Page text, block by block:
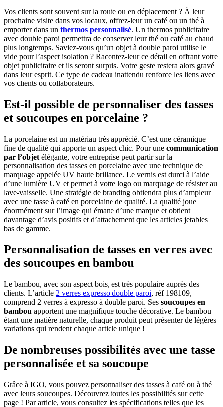
Vos clients sont souvent sur la route ou en déplacement ? À leur
prochaine visite dans vos locaux, offrez-leur un café ou un thé à
emporter dans un thermos personnalisé. Un thermos publicitaire
avec double paroi permettra de conserver leur thé ou café au chaud
plus longtemps. Saviez-vous qu’un objet à double paroi utilise le
vide pour l’aspect isolation ? Racontez-leur ce détail en offrant votre
objet publicitaire et ils seront surpris. Votre geste restera alors gravé
dans leur esprit. Ce type de cadeau inattendu renforce les liens avec
vos clients ou collaborateurs.
Est-il possible de personnaliser des tasses
et soucoupes en porcelaine ?
La porcelaine est un matériau très apprécié. C’est une céramique
fine de qualité qui apporte un aspect chic. Pour une communication
par l’objet élégante, votre entreprise peut partir sur la
personnalisation des tasses en porcelaine avec une technique de
marquage appelée UV haute brillance. Le vernis est durci à l’aide
d’une lumière UV et permet à votre logo ou marquage de résister au
lave-vaisselle. Une stratégie de branding obtiendra plus d’ampleur
avec une tasse à café en porcelaine de qualité. La qualité joue
énormément sur l’image qui émane d’une marque et obtient
davantage d’avis positifs et d’attachement que les articles jetables
bas de gamme.
Personnalisation de tasses en verres avec
des soucoupes en bambou
Le bambou, avec son aspect bois, est très populaire auprès des
clients. L’article 2 verres expresso double paroi, réf 198109,
comprend 2 verres à expresso à double paroi. Ses soucoupes en
bambou apportent une magnifique touche décorative. Le bambou
étant une matière naturelle, chaque produit peut présenter de légères
variations qui rendent chaque article unique !
De nombreuses possibilités avec une tasse
personnalisée et sa soucoupe
Grâce à IGO, vous pouvez personnaliser des tasses à café ou à thé
avec leurs soucoupes. Découvrez toutes les possibilités sur cette
page ! Par article, vous consultez les spécifications telles que les